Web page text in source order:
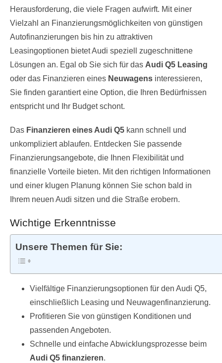
Herausforderung, die viele Fragen aufwirft. Mit einer
Vielzahl an Finanzierungsmöglichkeiten von günstigen
Autofinanzierungen bis hin zu attraktiven
Leasingoptionen bietet Audi speziell zugeschnittene
Lösungen an. Egal ob Sie sich für das Audi Q5 Leasing
oder das Finanzieren eines Neuwagens interessieren,
Sie finden garantiert eine Option, die Ihren Bedürfnissen
entspricht und Ihr Budget schont.
Das Finanzieren eines Audi Q5 kann schnell und
unkompliziert ablaufen. Entdecken Sie passende
Finanzierungsangebote, die Ihnen Flexibilität und
finanzielle Vorteile bieten. Mit den richtigen Informationen
und einer klugen Planung können Sie schon bald in
Ihrem neuen Audi sitzen und die Straße erobern.
Wichtige Erkenntnisse
Unsere Themen für Sie:
Vielfältige Finanzierungsoptionen für den Audi Q5,
einschließlich Leasing und Neuwagenfinanzierung.
Profitieren Sie von günstigen Konditionen und
passenden Angeboten.
Schnelle und einfache Abwicklungsprozesse beim
Audi Q5 finanzieren.